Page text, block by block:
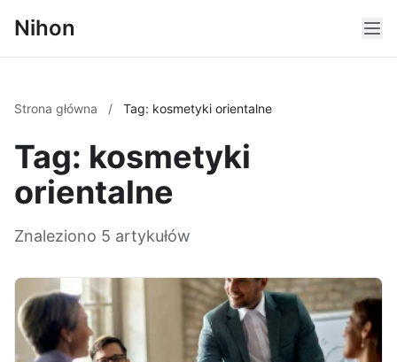
Nihon
Strona główna / Tag: kosmetyki orientalne
Tag: kosmetyki
orientalne
Znaleziono 5 artykułów